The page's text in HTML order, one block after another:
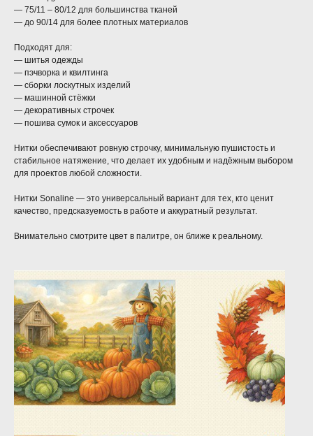
— 75/11 – 80/12 для большинства тканей
— до 90/14 для более плотных материалов
Подходят для:
— шитья одежды
— пэчворка и квилтинга
— сборки лоскутных изделий
— машинной стёжки
— декоративных строчек
— пошива сумок и аксессуаров
Нитки обеспечивают ровную строчку, минимальную пушистость и
стабильное натяжение, что делает их удобным и надёжным выбором
для проектов любой сложности.
Нитки Sonaline — это универсальный вариант для тех, кто ценит
качество, предсказуемость в работе и аккуратный результат.
Внимательно смотрите цвет в палитре, он ближе к реальному.